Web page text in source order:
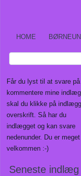
HOME
Får du lyst til at svare
kommentere mine
skal du klikke på
overskrift. Så har du
indlægget og kan svare
nedenunder. Du er meget
velkommen :-)
Seneste indlæg